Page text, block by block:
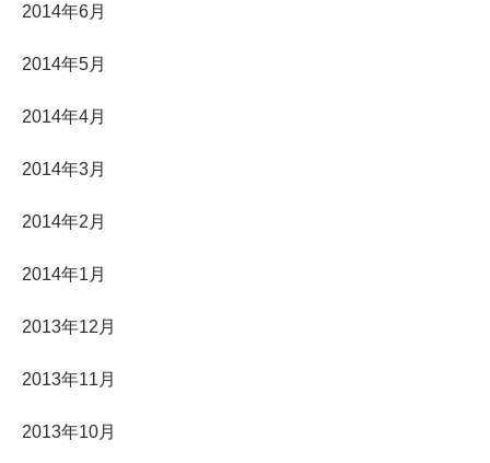
2014年6月
2014年5月
2014年4月
2014年3月
2014年2月
2014年1月
2013年12月
2013年11月
2013年10月